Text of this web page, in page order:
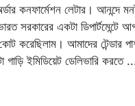
কনফার্মেশন লেটার। আনন্দে
সরকারের একটা ডিপার্টমেন্টে
কোট করেছিলাম। আমাদের টেন্ডার
গাড়ি ইমিডিয়েট ডেলিভারি করতে